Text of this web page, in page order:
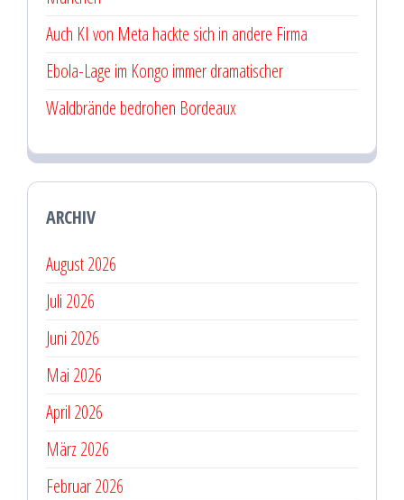
Auch KI von Meta hackte sich in andere Firma
Ebola-Lage im Kongo immer dramatischer
Waldbrände bedrohen Bordeaux
ARCHIV
August 2026
Juli 2026
Juni 2026
Mai 2026
April 2026
März 2026
Februar 2026